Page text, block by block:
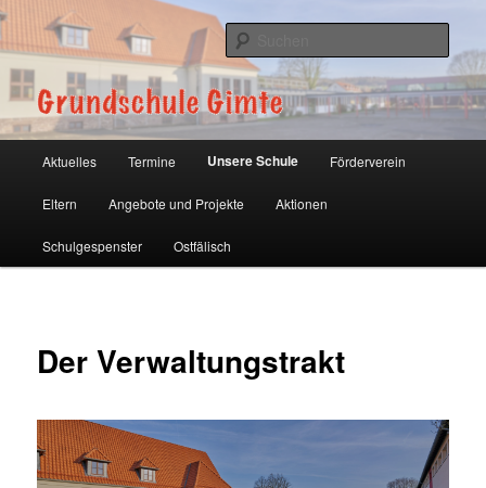
Zum
primären
Inhalt
springenGrundschule Gimte
Aktuelles Termine Unsere Schule Förderverein
Eltern Angebote und Projekte Aktionen
Schulgespenster Ostfälisch
Der Verwaltungstrakt